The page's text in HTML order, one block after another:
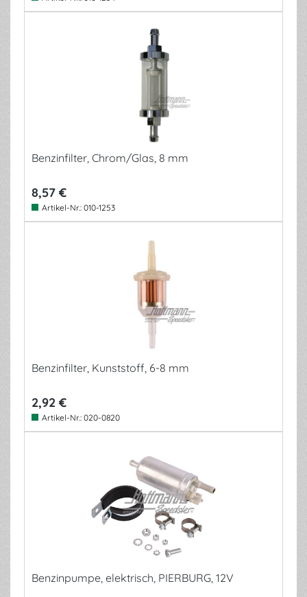
Benzinfilter, Chrom/Glas, 8 mm
8,57 €
Artikel-Nr.: 010-1253
Benzinfilter, Kunststoff, 6-8 mm
2,92 €
Artikel-Nr.: 020-0820
Benzinpumpe, elektrisch, PIERBURG, 12V